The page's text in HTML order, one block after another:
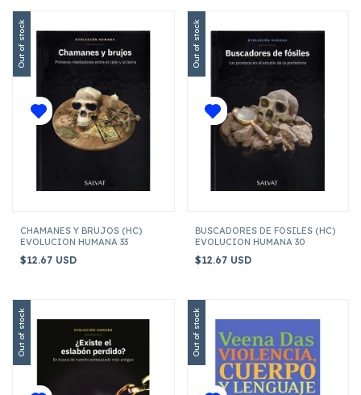
Out of stock
CHAMANES Y BRUJOS (HC)
EVOLUCION HUMANA 33
$12.67 USD
Out of stock
BUSCADORES DE FOSILES (HC)
EVOLUCION HUMANA 30
$12.67 USD
Out of stock Out of stock